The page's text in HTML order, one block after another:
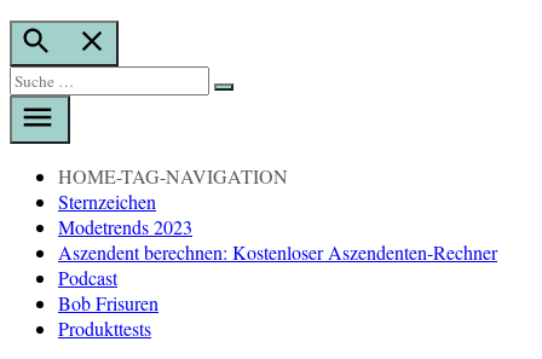
Suche
öffnen
Suche
nach:
Suche
HOME-TAG-NAVIGATION
Sternzeichen
Modetrends 2023
Aszendent berechnen: Kostenloser Aszendenten-Rechner
Podcast
Bob Frisuren
Produkttests